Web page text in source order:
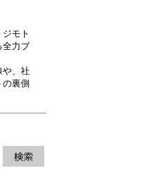
モト
全力ブ
や、社
裏側